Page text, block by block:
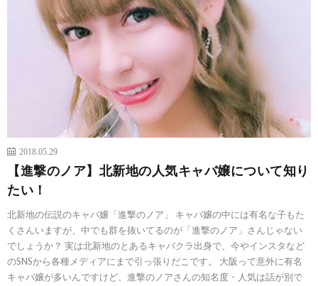
2018.05.29
【進撃のノア】北新地の人気キャバ嬢について知り
たい！
北新地の伝説のキャバ嬢「進撃のノア」 キャバ嬢の中には有名な子もた
くさんいますが、中でも群を抜いてるのが「進撃のノア」さんじゃない
でしょうか？ 実は北新地のとあるキャバクラ出身で、今やインスタなど
のSNSから各種メディアにまで引っ張りだこです。 大阪って意外に有名
キャバ嬢が多いんですけど、進撃のノアさんの知名度・人気は話が別で